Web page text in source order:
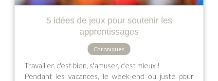
5 idées de jeux pour soutenir les
apprentissages
Chroniques
Travailler, c'est bien, s'amuser, c'est mieux !
Pendant les vacances, le week-end ou juste pour